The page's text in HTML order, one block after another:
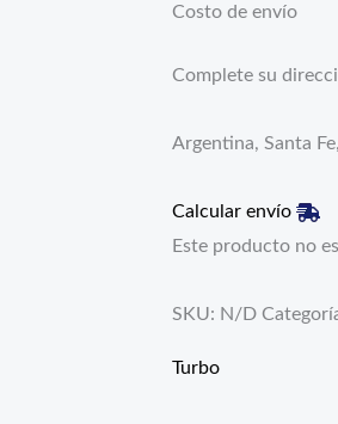
Costo de envío
Complete su
Argentina, Santa Fe,
Calcular envío
Este producto no
SKU: N/D
Turbo